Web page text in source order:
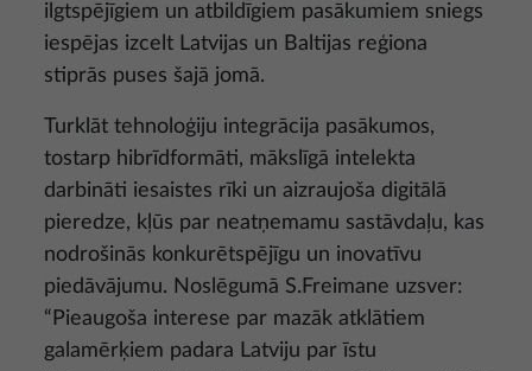
ilgtspējīgiem un atbildīgiem pasākumiem sniegs
iespējas izcelt Latvijas un Baltijas reģiona
stiprās puses šajā jomā.
Turklāt tehnoloģiju integrācija pasākumos,
tostarp hibrīdformāti, mākslīgā intelekta
darbināti iesaistes rīki un aizraujoša digitālā
pieredze, kļūs par neatņemamu sastāvdaļu, kas
nodrošinās konkurētspējīgu un inovatīvu
piedāvājumu. Noslēgumā S.Freimane uzsver:
“Pieaugoša interese par mazāk atklātiem
galamērķiem padara Latviju par īstu